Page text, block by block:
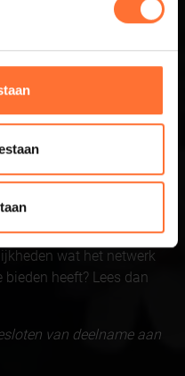
netwerk voor de
ondernemers
setting. Iedere
09:00 en 11:00 uur is er
zijn er ook
Nijmegen en vér
om inspiratie op te doen
ondernemer of
wat het netwerk
heeft? Lees dan
van deelname aan